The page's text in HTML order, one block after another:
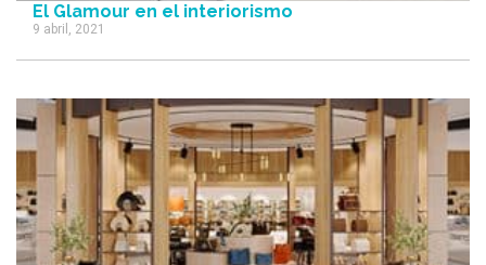
El Glamour en el interiorismo
9 abril, 2021